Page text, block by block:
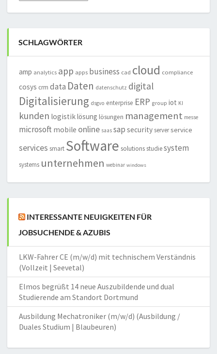
SCHLAGWÖRTER
amp analytics app apps business cad cloud compliance
cosys crm data Daten datenschutz digital
Digitalisierung dsgvo enterprise ERP group iot KI
kunden logistiklösung lösungen management messe
microsoft mobile online saas sap security serverservice
services smart Software solutions studiesystem
systems unternehmen webinar windows
INTERESSANTE NEUIGKEITEN FÜR
JOBSUCHENDE & AZUBIS
LKW-Fahrer CE (m/w/d) mit technischem Verständnis
(Vollzeit | Seevetal)
Elmos begrüßt 14 neue Auszubildende und dual
Studierende am Standort Dortmund
Ausbildung Mechatroniker (m/w/d) (Ausbildung /
Duales Studium | Blaubeuren)